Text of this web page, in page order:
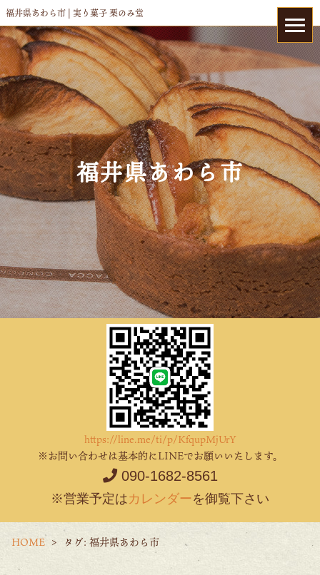
福井県あわら市 | 実り菓子 栗のみ堂
福井県あわら市
https://line.me/ti/p/KfqupMjUrY
※お問い合わせは基本的にLINEでお願いいたします。
090-1682-8561
※営業予定はカレンダーを御覧下さい
HOME タグ: 福井県あわら市